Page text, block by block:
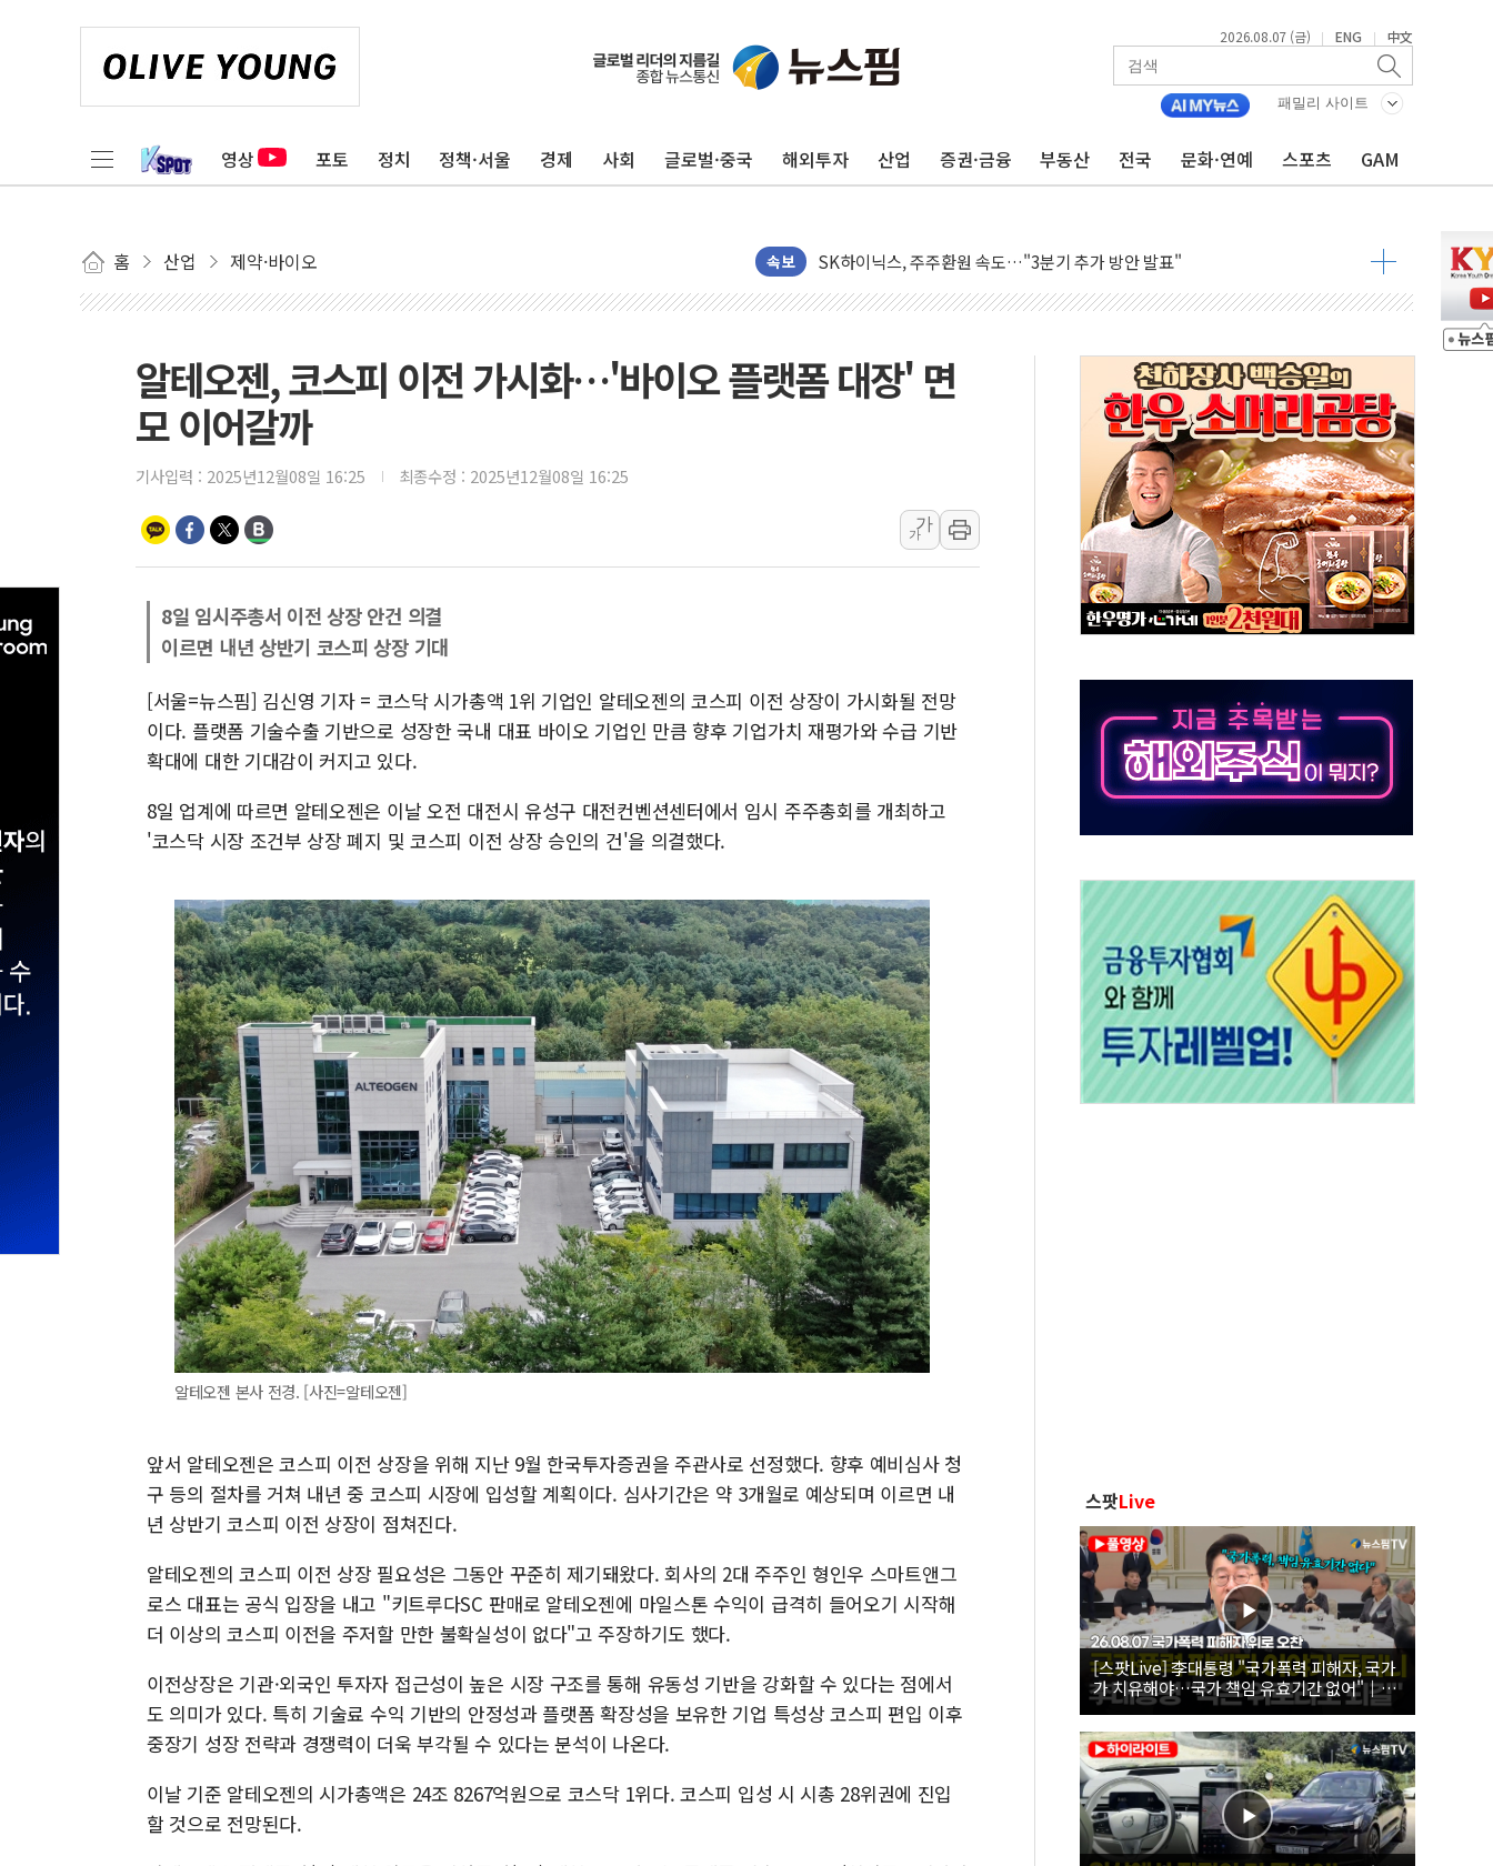
2026.08.07 (금) | ENG | 中文
패밀리 사이트
영상 포토 정치 정책·서울 경제 사회 글로벌·중국 해외투자 산업 증권·금융 부동산 전국 문화·연예 스포츠 GAM
홈 산업 제약·바이오 속보
깊이가 다른 글로벌 투자 정보 GAM - 맛보기편 (8/7)
SK하이닉스, 주주환원 속도…"3분기 추가 방안 발표"
'무순위' 기회 왔다…신길·노량진·장위 서울 알짜 단지 주목
IPARK현대산업개발, 노원구 어르신에 삼계탕 배식 봉사
준공업지역 용적률 400% 적용하니…재건축보다 재개발 사업성 개선↑
현대해상, 유튜브 양육 콘텐츠 '소셜아이어워드' 대상 수상
[컨콜] 롯데케미칼, "LPG 투입 비중 37%…하반기 확대 추진"
대형 저축은행 4%대 예금 사라진다, OK·애큐온·페퍼만 남아
서울 노원 40.2도…8년 만에 서울서 40도 넘어
한전, 한전기술지주 출범…에너지 유니콘기업 본격 육성
SK하이닉스, 용인·청주에 54조 투자…D램·낸드 동시 증설
[중국증시 마감] CPO∙PCB∙CRO가 이끈 '기술주 상승장'
[컨콜] 롯데케미칼 "대산·여수 사업재편 완료시 재무구조 개선 기대"
SK증권, 비대면 고객 대상 '수수료 평생 우대' 이벤트 진행
통합위, 'AI 포용사회'·'청년 자산격차 해소' 특위 출범…"소외되는 계층 없도록"
코웨이, 2분기 영업익 2532억…신제품 효과에 실적 호조
[마감시황] 코스피, 7주 연속 하락…외국인 매도에 6258.77
알테오젠, 코스피 이전 가시화…'바이오 플랫폼 대장' 면
모 이어갈까
기사입력 : 2025년12월08일 16:25 최종수정 : 2025년12월08일 16:25
가
가
8일 임시주총서 이전 상장 안건 의결
이르면 내년 상반기 코스피 상장 기대
[서울=뉴스핌] 김신영 기자 = 코스닥 시가총액 1위 기업인 알테오젠의 코스피 이전 상장이 가시화될 전망
이다. 플랫폼 기술수출 기반으로 성장한 국내 대표 바이오 기업인 만큼 향후 기업가치 재평가와 수급 기반
확대에 대한 기대감이 커지고 있다.
8일 업계에 따르면 알테오젠은 이날 오전 대전시 유성구 대전컨벤션센터에서 임시 주주총회를 개최하고
'코스닥 시장 조건부 상장 폐지 및 코스피 이전 상장 승인의 건'을 의결했다.
알테오젠 본사 전경. [사진=알테오젠]
앞서 알테오젠은 코스피 이전 상장을 위해 지난 9월 한국투자증권을 주관사로 선정했다. 향후 예비심사 청
구 등의 절차를 거쳐 내년 중 코스피 시장에 입성할 계획이다. 심사기간은 약 3개월로 예상되며 이르면 내
년 상반기 코스피 이전 상장이 점쳐진다.
알테오젠의 코스피 이전 상장 필요성은 그동안 꾸준히 제기돼왔다. 회사의 2대 주주인 형인우 스마트앤그
로스 대표는 공식 입장을 내고 "키트루다SC 판매로 알테오젠에 마일스톤 수익이 급격히 들어오기 시작해
더 이상의 코스피 이전을 주저할 만한 불확실성이 없다"고 주장하기도 했다.
이전상장은 기관·외국인 투자자 접근성이 높은 시장 구조를 통해 유동성 기반을 강화할 수 있다는 점에서
도 의미가 있다. 특히 기술료 수익 기반의 안정성과 플랫폼 확장성을 보유한 기업 특성상 코스피 편입 이후
중장기 성장 전략과 경쟁력이 더욱 부각될 수 있다는 분석이 나온다.
이날 기준 알테오젠의 시가총액은 24조 8267억원으로 코스닥 1위다. 코스피 입성 시 시총 28위권에 진입
할 것으로 전망된다.
스팟Live
[스팟Live] 李대통령 "국가폭력 피해자, 국가
가 치유해야…국가 책임 유효기간 없어"｜
26.08.07 국가폭력 피해자 위로 오찬